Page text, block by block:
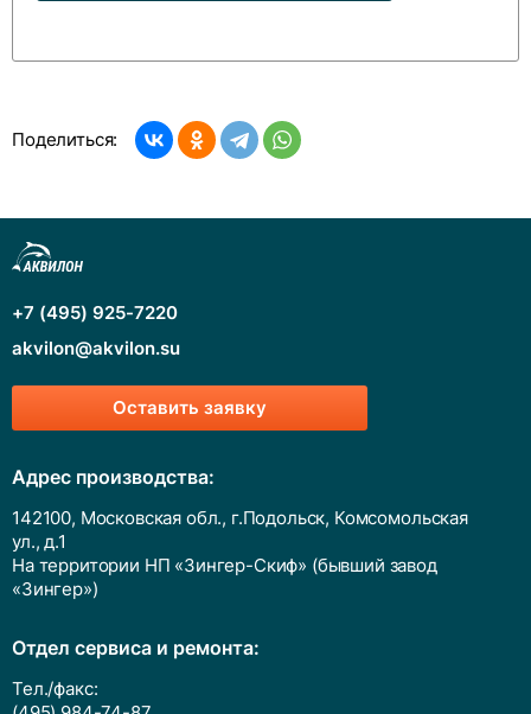
Поделиться:
Оставить заявку
+7 (495) 925-7220
akvilon@akvilon.su
Адрес производства:
142100, Московская обл., г.Подольск, Комсомольская
ул., д.1
На территории НП «Зингер-Скиф» (бывший завод
«Зингер»)
Отдел сервиса и ремонта:
Тел./факс: